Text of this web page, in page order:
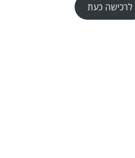
לרכישה כעת